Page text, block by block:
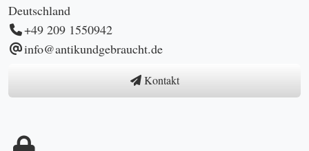
Deutschland
+49 209 1550942
info@antikundgebraucht.de
Kontakt